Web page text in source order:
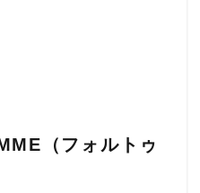
（フォルトゥ